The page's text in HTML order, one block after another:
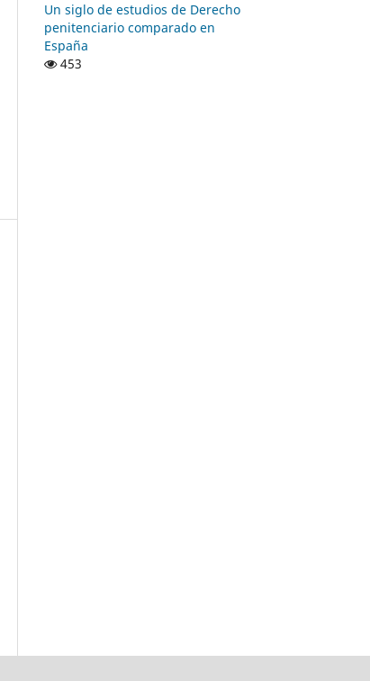
Un siglo de estudios de Derecho
penitenciario comparado en
España
453